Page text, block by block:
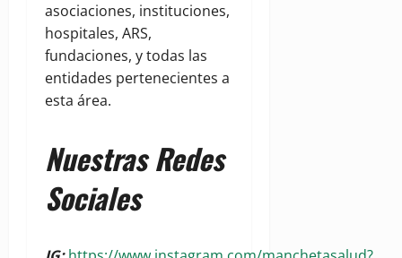
asociaciones, instituciones,
hospitales, ARS,
fundaciones, y todas las
entidades pertenecientes a
esta área.
Nuestras Redes
Sociales